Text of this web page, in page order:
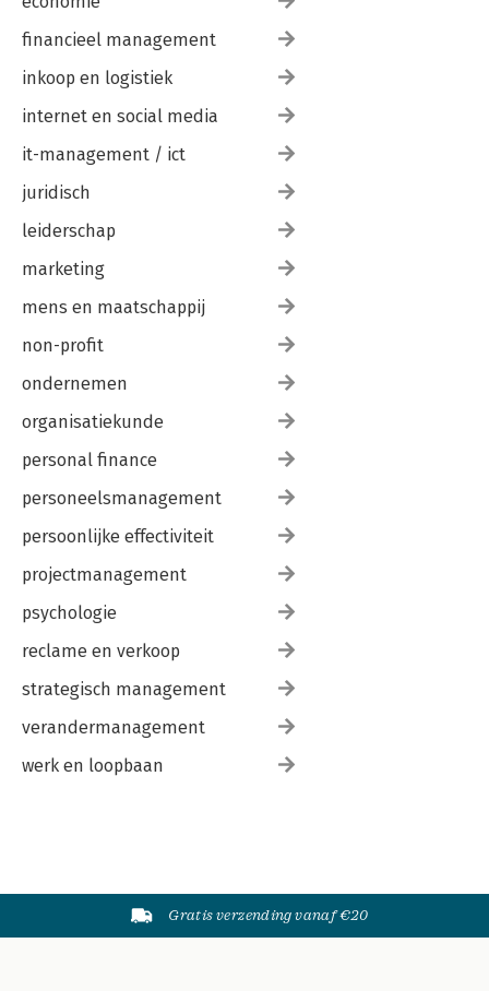
financieel management
inkoop en logistiek
internet en social media
it-management / ict
juridisch
leiderschap
marketing
mens en maatschappij
non-profit
ondernemen
organisatiekunde
personal finance
personeelsmanagement
persoonlijke effectiviteit
projectmanagement
psychologie
reclame en verkoop
strategisch management
verandermanagement
werk en loopbaan
Gratis verzending vanaf €20